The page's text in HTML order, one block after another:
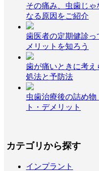
その痛み、虫歯じゃ
なる原因をご紹介
歯医者の定期健診っ
メリットを知ろう
歯が痛いときに考
処法と予防法
虫歯治療後の詰め
ト・デメリット
カテゴリから探す
インプラント